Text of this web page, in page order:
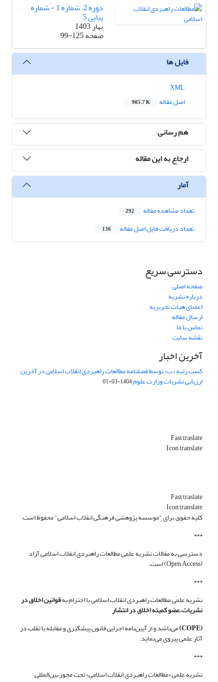
دوره 2، شماره 1 - شماره
پیاپی 5
بهار 1403
صفحه99-125
فایل ها
اصل مقاله
905.7 K
هم رسانی
ارجاع به این مقاله
آمار
تعداد مشاهده مقاله 292
تعداد دریافت فایل اصل مقاله 136
دسترسی سریع
صفحه اصلی
درباره نشریه
اعضای هیات تحریریه
ارسال مقاله
تماس با ما
نقشه سایت
آخرین اخبار
کسب رتبه «ب» توسط فصلنامه مطالعات راهبردی انقلاب اسلامی در آخرین
ارزیابی نشریات وزارت علوم1404-03-01
Fast traslate
Icon translate
Fast traslate
Icon translate
کلیه حقوق برای "موسسه پژوهشی فرهنگی انقلاب اسلامی" محفوظ است.
***
دسترسی به مقالات نشریه علمی مطالعات راهبردی انقلاب اسلامی آزاد
(Open Access) است.
***
نشریه علمی مطالعات راهبردی انقلاب اسلامی با احترام بهقوانین اخلاق در
نشریات،عضو کمیته اخلاق در انتشار
(COPE)
می‌باشد و از آیین‌نامه اجرایی قانون پیشگیری و مقابله با تقلب در
آثار علمی پیروی می‌نماید.
***
نشریه علمی «مطالعات راهبردی انقلاب اسلامی» تحت مجوز بین‌المللی